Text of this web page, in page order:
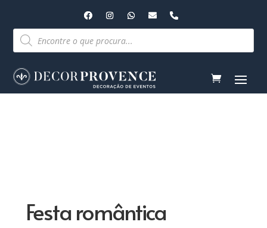
Pesquisar
produtos
Festa romântica